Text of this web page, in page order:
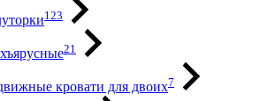
123
21
кровати для двоих7